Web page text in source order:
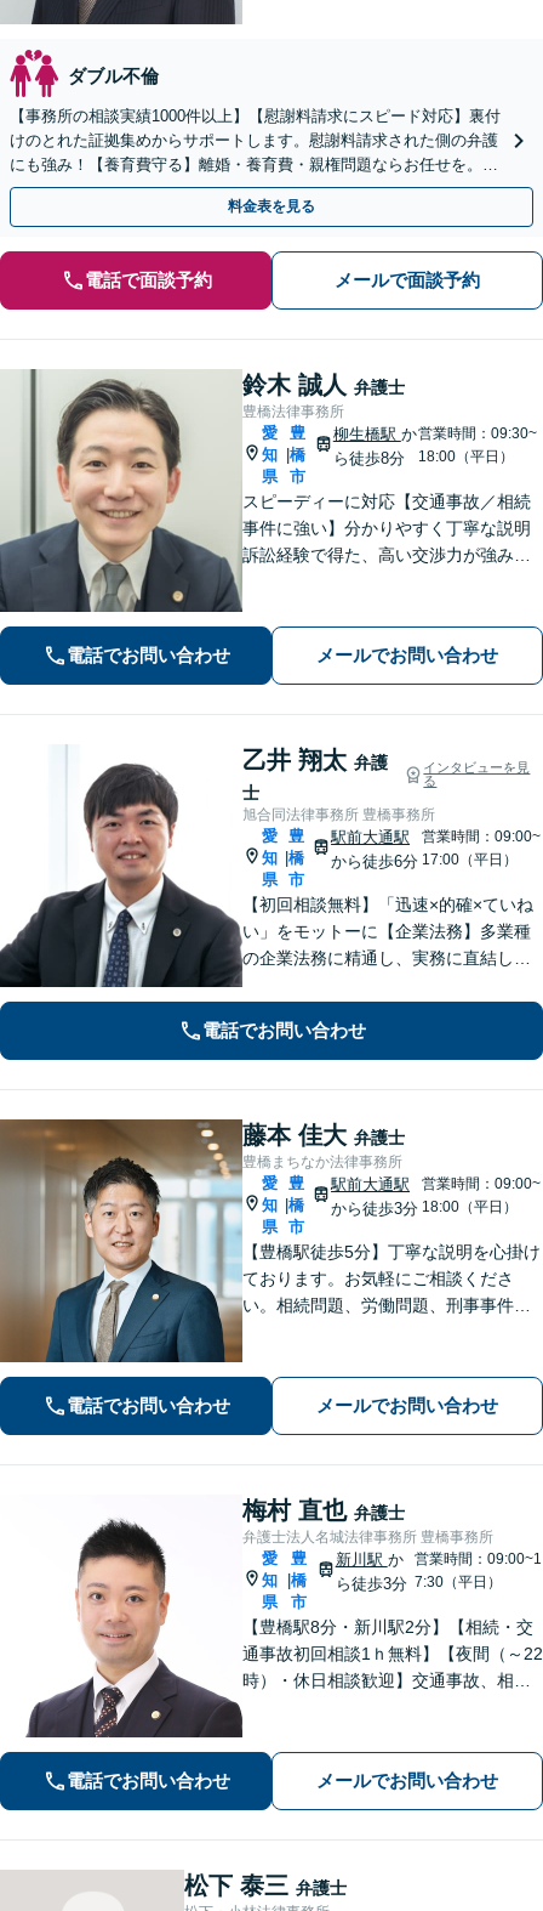
ダブル不倫
【事務所の相談実績1000件以上】【慰謝料請求にスピード対応】裏付
けのとれた証拠集めからサポートします。慰謝料請求された側の弁護
にも強み！【養育費守る】離婚・養育費・親権問題ならお任せを。継
続的に費用を受け取る条件を整えます【土日祝も対応】
料金表を見る
電話で面談予約 メールで面談予約
鈴木 誠人 弁護士
豊橋法律事務所
愛
知
県
豊
橋
市
柳生橋駅 か
ら徒歩8分
営業時間：09:30~
18:00（平日）
スピーディーに対応【交通事故／相続
事件に強い】分かりやすく丁寧な説明
訴訟経験で得た、高い交渉力が強みで
います。完全個室
電話でお問い合わせ メールでお問い合わせ
乙井 翔太 弁護
士
インタビューを見
る
旭合同法律事務所 豊橋事務所
愛
知
県
|
豊
橋
市
駅前大通駅
から徒歩6分
営業時間：09:00~
17:00（平日）
【初回相談無料】「迅速×的確×ていね
い」をモットーに【企業法務】多業種
の企業法務に精通し、実務に直結した
査、事業承継まで幅広く対応。【休
日・夜間対応OK】【豊橋駅10分】
電話でお問い合わせ
藤本 佳大 弁護士
豊橋まちなか法律事務所
愛
知
県
|
豊
橋
市
駅前大通駅
から徒歩3分
営業時間：09:00~
18:00（平日）
【豊橋駅徒歩5分】丁寧な説明を心掛け
ております。お気軽にご相談くださ
い。相続問題、労働問題、刑事事件そ
電話でお問い合わせ メールでお問い合わせ
梅村 直也 弁護士
弁護士法人名城法律事務所 豊橋事務所
愛
知
県
豊
橋
市
新川駅 か
ら徒歩3分
営業時間：09:00~1
7:30（平日）
【豊橋駅8分・新川駅2分】【相続・交
通事故初回相談1ｈ無料】【夜間（～22
時）・休日相談歓迎】交通事故、相
誠心誠意取り組みます。少しでもお悩
みがあれば、お気軽にご相談くださ
い。
電話でお問い合わせ メールでお問い合わせ
松下 泰三 弁護士